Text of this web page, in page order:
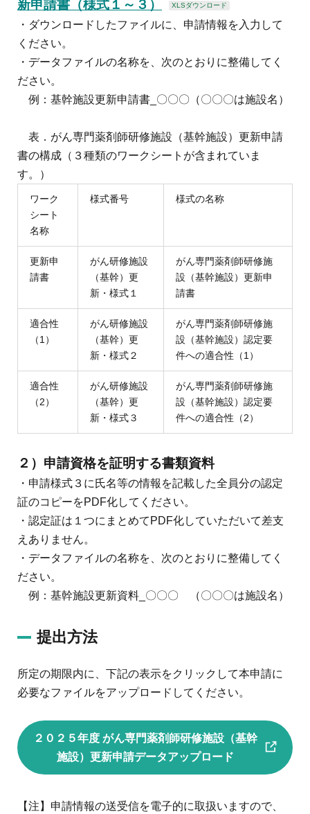
新申請書（様式１～３） XLSダウンロード
・ダウンロードしたファイルに、申請情報を入力して
ください。
・データファイルの名称を、次のとおりに整備してく
ださい。
例：基幹施設更新申請書_〇〇〇（〇〇〇は施設名）
表． がん専門薬剤師研修施設（基幹施設）更新申請
書の構成 （３種類のワークシートが含まれていま
す。）
ワーク
シート
名称
様式番号 様式の名称
更新申
請書
がん研修施設
（基幹）更
新・様式１
がん専門薬剤師研修施
設（基幹施設）更新申
請書
適合性
（1）
がん研修施設
（基幹）更
新・様式２
がん専門薬剤師研修施
設（基幹施設）認定要
件への適合性（1）
適合性
（2）
がん研修施設
（基幹）更
新・様式３
がん専門薬剤師研修施
設（基幹施設）認定要
件への適合性（2）
２）申請資格を証明する書類資料
・申請様式３に氏名等の情報を記載した全員分の認定
証のコピーをPDF化してください。
・認定証は１つにまとめてPDF化していただいて差支
えありません。
・データファイルの名称を、次のとおりに整備してく
ださい。
例：基幹施設更新資料_〇〇〇 （〇〇〇は施設名）
提出方法
所定の期限内に、下記の表示をクリックして本申請に
必要なファイルをアップロードしてください。
２０２５年度 がん専門薬剤師研修施設（基幹
施設）更新申請データアップロード
【注】申請情報の送受信を電子的に取扱いますので、